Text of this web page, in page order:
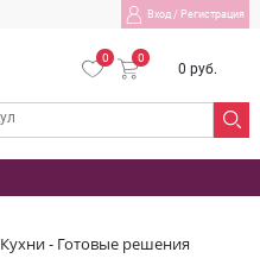
Вход/ Регистрация
0 0
0 руб.
Кухни - Готовые решения